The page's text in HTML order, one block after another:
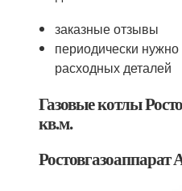
заказные отзывы
периодически
расходных деталей
Газовые котлы
кв.м.